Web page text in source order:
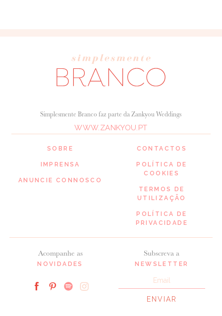
SOBRE
IMPRENSA
ANUNCIE CONNOSCO
Acompanhe as
NOVIDADES
Simplesmente Branco faz parte da Zankyou Weddings
WWW.ZANKYOU.PT
Subscreva a
NEWSLETTER
CONTACTOS
POLÍTICA DE
COOKIES
TERMOS DE
UTILIZAÇÃO
POLÍTICA DE
PRIVACIDADE